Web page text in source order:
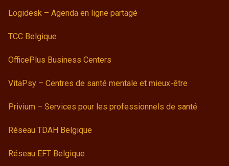
Logidesk – Agenda en ligne partagé
TCC Belgique
OfficePlus Business Centers
VitaPsy – Centres de santé mentale et mieux-être
Privium – Services pour les professionnels de santé
Réseau TDAH Belgique
Réseau EFT Belgique